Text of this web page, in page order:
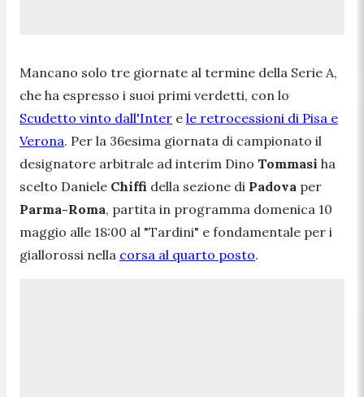
Mancano solo tre giornate al termine della Serie A,
che ha espresso i suoi primi verdetti, con lo
Scudetto vinto dall'Inter e le retrocessioni di Pisa e
Verona. Per la 36esima giornata di campionato il
designatore arbitrale ad interim Dino Tommasi ha
scelto Daniele Chiffi della sezione di Padova per
Parma-Roma, partita in programma domenica 10
maggio alle 18:00 al "Tardini" e fondamentale per i
giallorossi nella corsa al quarto posto.